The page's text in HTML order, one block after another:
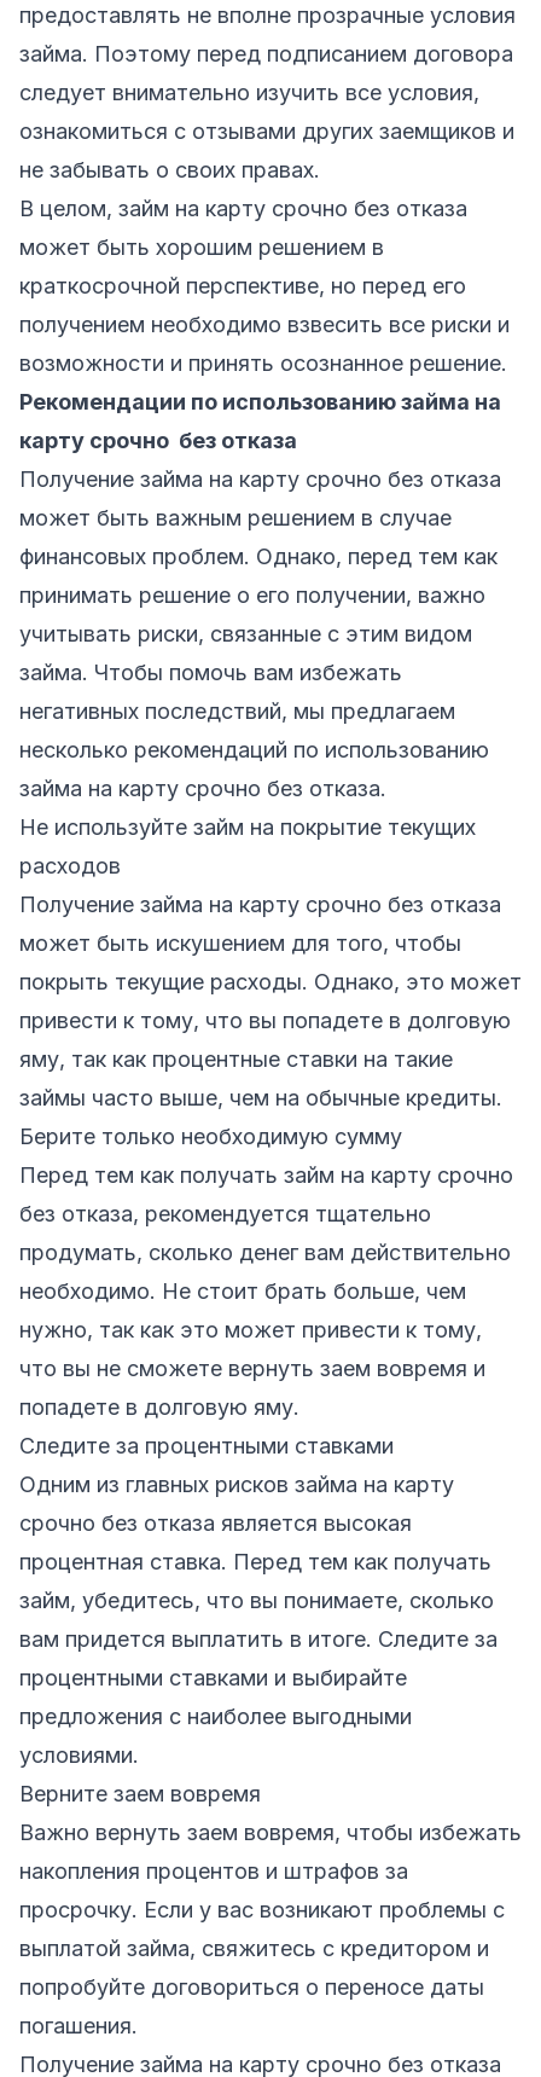
предоставлять не вполне прозрачные условия
займа. Поэтому перед подписанием договора
следует внимательно изучить все условия,
ознакомиться с отзывами других заемщиков и
не забывать о своих правах.
В целом, займ на карту срочно без отказа
может быть хорошим решением в
краткосрочной перспективе, но перед его
получением необходимо взвесить все риски и
возможности и принять осознанное решение.
Рекомендации по использованию займа на
карту срочно без отказа
Получение займа на карту срочно без отказа
может быть важным решением в случае
финансовых проблем. Однако, перед тем как
принимать решение о его получении, важно
учитывать риски, связанные с этим видом
займа. Чтобы помочь вам избежать
негативных последствий, мы предлагаем
несколько рекомендаций по использованию
займа на карту срочно без отказа.
Не используйте займ на покрытие текущих
расходов
Получение займа на карту срочно без отказа
может быть искушением для того, чтобы
покрыть текущие расходы. Однако, это может
привести к тому, что вы попадете в долговую
яму, так как процентные ставки на такие
займы часто выше, чем на обычные кредиты.
Берите только необходимую сумму
Перед тем как получать займ на карту срочно
без отказа, рекомендуется тщательно
продумать, сколько денег вам действительно
необходимо. Не стоит брать больше, чем
нужно, так как это может привести к тому,
что вы не сможете вернуть заем вовремя и
попадете в долговую яму.
Следите за процентными ставками
Одним из главных рисков займа на карту
срочно без отказа является высокая
процентная ставка. Перед тем как получать
займ, убедитесь, что вы понимаете, сколько
вам придется выплатить в итоге. Следите за
процентными ставками и выбирайте
предложения с наиболее выгодными
условиями.
Верните заем вовремя
Важно вернуть заем вовремя, чтобы избежать
накопления процентов и штрафов за
просрочку. Если у вас возникают проблемы с
выплатой займа, свяжитесь с кредитором и
попробуйте договориться о переносе даты
погашения.
Получение займа на карту срочно без отказа